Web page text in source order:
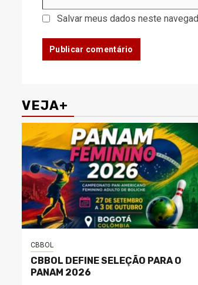
Salvar meus dados neste
VEJA+
CBBOL
CBBOL DEFINE SELEÇÃO PARA O
PANAM 2026